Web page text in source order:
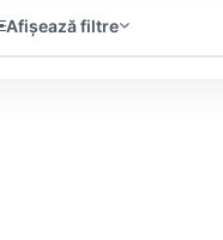
Afișează filtre